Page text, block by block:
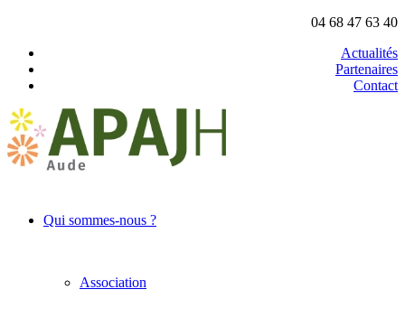
04 68 47 63 40
Actualités
Partenaires
Contact
Qui sommes-nous ?
Association